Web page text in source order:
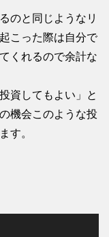
のと同じようなリ
こった際は自分で
くれるので余計な
資してもよい」と
機会このような投
す。